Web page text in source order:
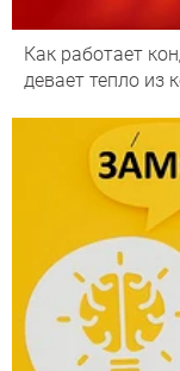
Как работает
девает тепло из